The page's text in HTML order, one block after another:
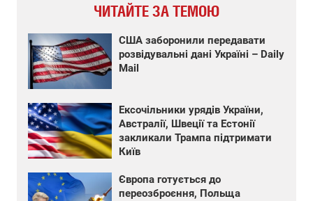
ЧИТАЙТЕ ЗА ТЕМОЮ
США заборонили передавати
розвідувальні дані Україні – Daily
Mail
Ексочільники урядів України,
Австралії, Швеції та Естонії
закликали Трампа підтримати
Київ
Європа готується до
переозброєння, Польща